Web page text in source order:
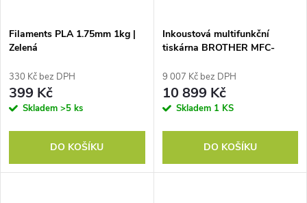
p
r
o
u
s
p
r
o
d
Filaments PLA 1.75mm 1kg |
Zelená
330 Kč bez DPH
399 Kč
Skladem >5 ks
DO KOŠÍKU
Inkoustová multifunkční
tiskárna BROTHER MFC-
9 007 Kč bez DPH
10 899 Kč
Skladem 1 KS
DO KOŠÍKU